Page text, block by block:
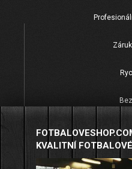
KVALITNÍ